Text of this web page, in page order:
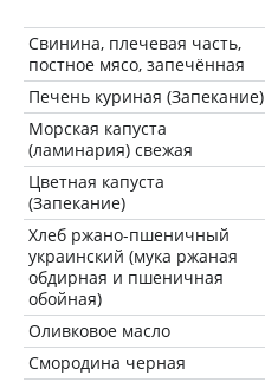
Свинина, плечевая часть,
постное мясо, запечённая
Печень куриная (Запекание)
Морская капуста
(ламинария) свежая
Цветная капуста
(Запекание)
Хлеб ржано-пшеничный
украинский (мука ржаная
обдирная и пшеничная
обойная)
Оливковое масло
Смородина черная